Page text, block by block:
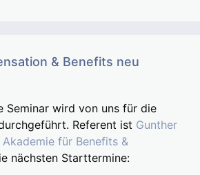
& Benefits neu
Seminar wird von uns für die
Referent ist Gunther
für Benefits &
nächsten Starttermine: